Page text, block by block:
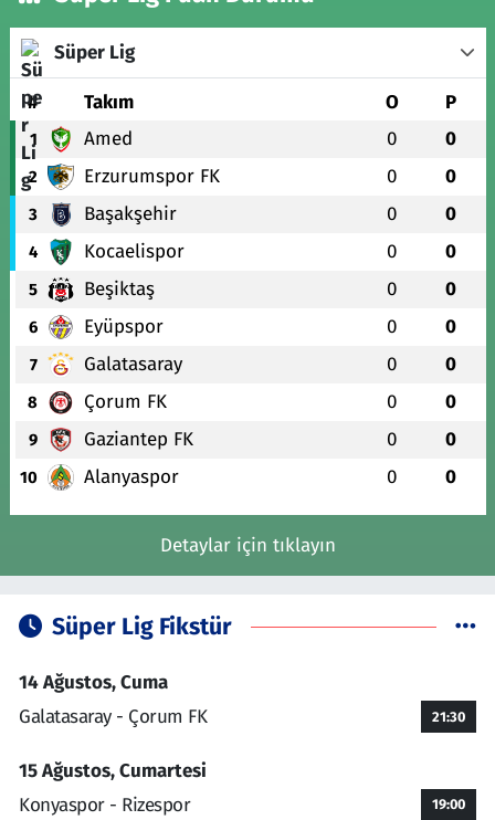
Süper Lig
# Takım O P
1 Amed 0 0
2 Erzurumspor FK 0 0
3 Başakşehir 0 0
4 Kocaelispor 0 0
5 Beşiktaş 0 0
6 Eyüpspor 0 0
7 Galatasaray 0 0
8 Çorum FK 0 0
9 Gaziantep FK 0 0
10 Alanyaspor 0 0
Detaylar için tıklayın
Süper Lig Fikstür
14 Ağustos, Cuma
Galatasaray - Çorum FK
21:30
15 Ağustos, Cumartesi
Konyaspor - Rizespor
19:00